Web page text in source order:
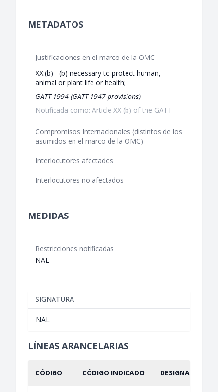
METADATOS
Justificaciones en el marco de la OMC
XX:(b) - (b) necessary to protect human,
animal or plant life or health;
GATT 1994 (GATT 1947 provisions)
Notificada como: Article XX (b) of the GATT
Compromisos Internacionales (distintos de los
asumidos en el marco de la OMC)
Interlocutores afectados
Interlocutores no afectados
MEDIDAS
Restricciones notificadas
NAL
SIGNATURA
NAL
LÍNEAS ARANCELARIAS
CÓDIGO CÓDIGO INDICADO DESIGNACIÓN